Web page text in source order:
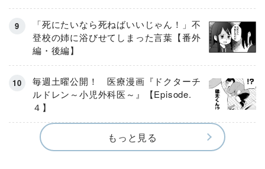
「死にたいなら死ねばいいじゃん！」不
登校の姉に浴びせてしまった言葉【番外
編・後編】
毎週土曜公開！ 医療漫画『ドクターチ
ルドレン～小児外科医～』【Episode.
４】
もっと見る